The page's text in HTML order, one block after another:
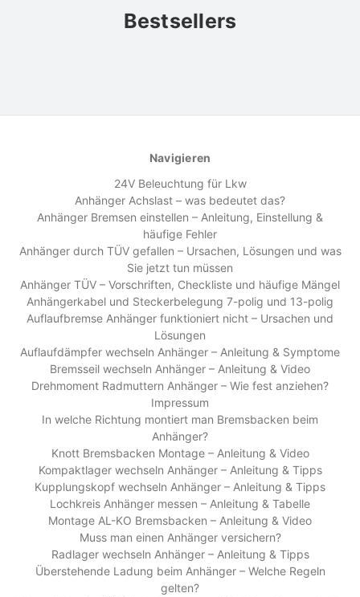
Bestsellers
Navigieren
24V Beleuchtung für Lkw
Anhänger Achslast – was bedeutet das?
Anhänger Bremsen einstellen – Anleitung, Einstellung &
häufige Fehler
Anhänger durch TÜV gefallen – Ursachen, Lösungen und was
Sie jetzt tun müssen
Anhänger TÜV – Vorschriften, Checkliste und häufige Mängel
Anhängerkabel und Steckerbelegung 7-polig und 13-polig
Auflaufbremse Anhänger funktioniert nicht – Ursachen und
Lösungen
Auflaufdämpfer wechseln Anhänger – Anleitung & Symptome
Bremsseil wechseln Anhänger – Anleitung & Video
Drehmoment Radmuttern Anhänger – Wie fest anziehen?
Impressum
In welche Richtung montiert man Bremsbacken beim
Anhänger?
Knott Bremsbacken Montage – Anleitung & Video
Kompaktlager wechseln Anhänger – Anleitung & Tipps
Kupplungskopf wechseln Anhänger – Anleitung & Tipps
Lochkreis Anhänger messen – Anleitung & Tabelle
Montage AL-KO Bremsbacken – Anleitung & Video
Muss man einen Anhänger versichern?
Radlager wechseln Anhänger – Anleitung & Tipps
Überstehende Ladung beim Anhänger – Welche Regeln
gelten?